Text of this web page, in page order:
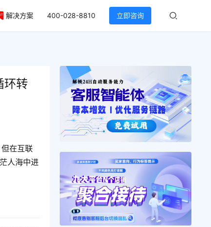
解决方案 400-028-8810 立即咨询
环转
在互联
人海中进